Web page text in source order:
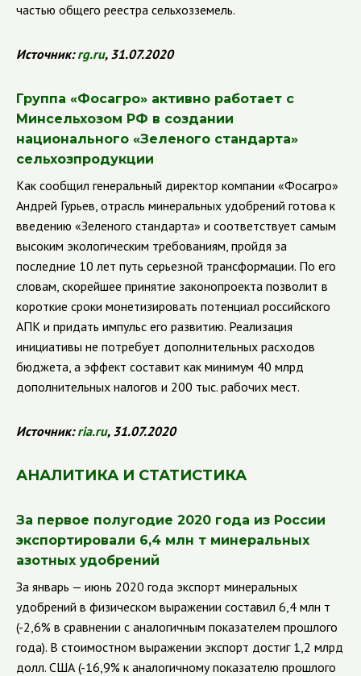
частью общего реестра сельхозземель.
Источник:rg.ru, 31.07.2020
Группа «Фосагро» активно работает с
Минсельхозом РФ в создании
национального «Зеленого стандарта»
сельхозпродукции
Как сообщил генеральный директор компании «Фосагро»
Андрей Гурьев, отрасль минеральных удобрений готова к
введению «Зеленого стандарта» и соответствует самым
высоким экологическим требованиям, пройдя за
последние 10 лет путь серьезной трансформации. По его
словам, скорейшее принятие законопроекта позволит в
короткие сроки монетизировать потенциал российского
АПК и придать импульс его развитию. Реализация
инициативы не потребует дополнительных расходов
бюджета, а эффект составит как минимум 40 млрд
дополнительных налогов и 200 тыс. рабочих мест.
Источник:ria.ru, 31.07.2020
АНАЛИТИКА И СТАТИСТИКА
За первое полугодие 2020 года из России
экспортировали 6,4 млн т минеральных
азотных удобрений
За январь — июнь 2020 года экспорт минеральных
удобрений в физическом выражении составил 6,4 млн т
(-2,6% в сравнении с аналогичным показателем прошлого
года). В стоимостном выражении экспорт достиг 1,2 млрд
долл. США (-16,9% к аналогичному показателю прошлого